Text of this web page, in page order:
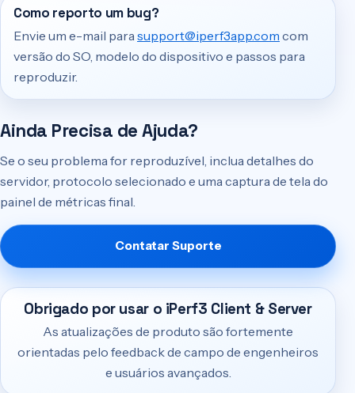
Como reporto um bug?
Envie um e-mail parasupport@iperf3app.com com
versão do SO, modelo do dispositivo e passos para
reproduzir.
Ainda Precisa de Ajuda?
Se o seu problema for reproduzível, inclua detalhes do
servidor, protocolo selecionado e uma captura de tela do
painel de métricas final.
Contatar Suporte
Obrigado por usar o iPerf3 Client & Server
As atualizações de produto são fortemente
orientadas pelo feedback de campo de engenheiros
e usuários avançados.